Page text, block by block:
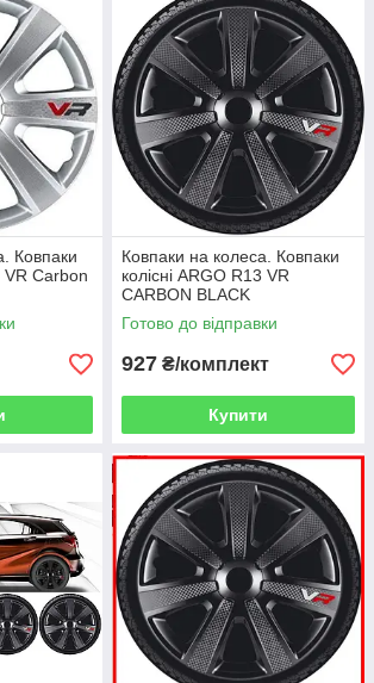
Ковпаки
VR Carbon
Ковпаки на колеса. Ковпаки
колісні ARGO R13 VR
CARBON BLACK
Готово до відправки
927 ₴/комплект
Купити